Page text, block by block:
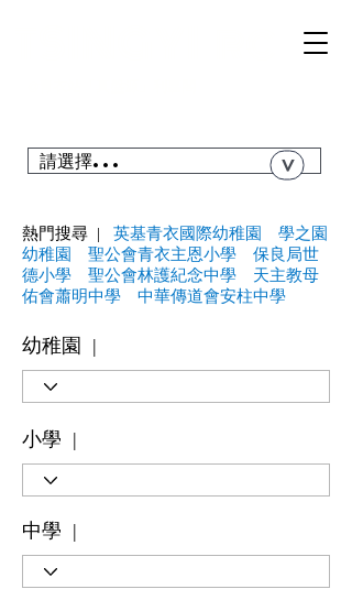
請選擇... >
熱門搜尋 | 英基青衣國際幼稚園
學之園
幼稚園
聖公會青衣主恩小學
保良局世
德小學
聖公會林護紀念中學
天主教母
佑會蕭明中學
中華傳道會安柱中學
幼稚園 |
小學 |
中學 |